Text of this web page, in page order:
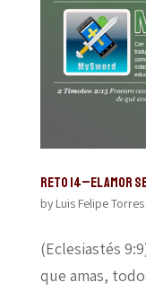
Reto 14–El amor
by Luis Felipe Torres
(Eclesiastés
que amas,